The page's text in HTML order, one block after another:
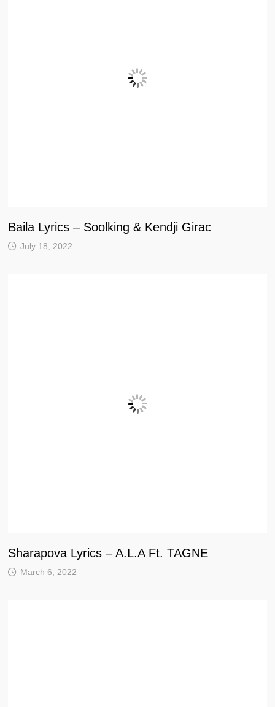
Baila Lyrics – Soolking & Kendji Girac
July 18, 2022
Sharapova Lyrics – A.L.A Ft. TAGNE
March 6, 2022